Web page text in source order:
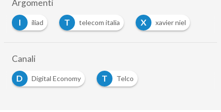
Argomenti
I
iliad T telecom italia X xavier niel
Canali
D
Digital Economy T Telco